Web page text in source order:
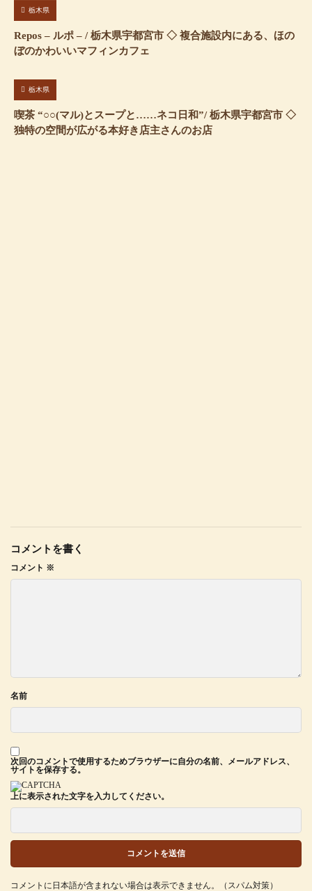
栃木県
Repos – ルポ – / 栃木県宇都宮市 ◇ 複合施設内にある、ほの
ぼのかわいいマフィンカフェ
栃木県
喫茶 “○○(マル)とスープと……ネコ日和”/ 栃木県宇都宮市 ◇
独特の空間が広がる本好き店主さんのお店
コメントを書く
コメント ※
名前
次回のコメントで使用するためブラウザーに自分の名前、メールアドレス、
サイトを保存する。
上に表示された文字を入力してください。
コメントに日本語が含まれない場合は表示できません。（スパム対策）